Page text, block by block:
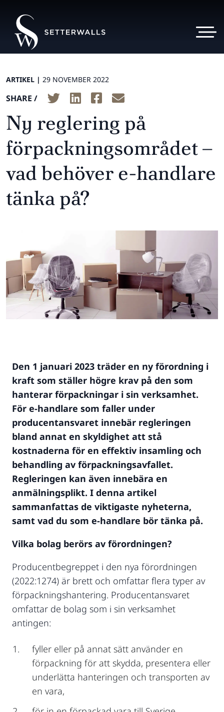
ARTIKEL | 29 NOVEMBER 2022
SHARE /
Ny reglering på
förpackningsområdet –
vad behöver e-handlare
tänka på?
Den 1 januari 2023 träder en ny förordning i
kraft som ställer högre krav på den som
hanterar förpackningar i sin verksamhet.
För e-handlare som faller under
producentansvaret innebär regleringen
bland annat en skyldighet att stå
kostnaderna för en effektiv insamling och
behandling av förpackningsavfallet.
Regleringen kan även innebära en
anmälningsplikt. I denna artikel
sammanfattas de viktigaste nyheterna,
samt vad du som e-handlare bör tänka på.
Vilka bolag berörs av förordningen?
Producentbegreppet i den nya förordningen
(2022:1274) är brett och omfattar flera typer av
förpackningshantering. Producentansvaret
omfattar de bolag som i sin verksamhet
antingen:
fyller eller på annat sätt använder en
förpackning för att skydda, presentera eller
underlätta hanteringen och transporten av
en vara,